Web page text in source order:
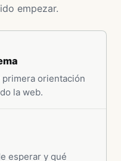
empezar.
orientación
la web.
esperar y qué